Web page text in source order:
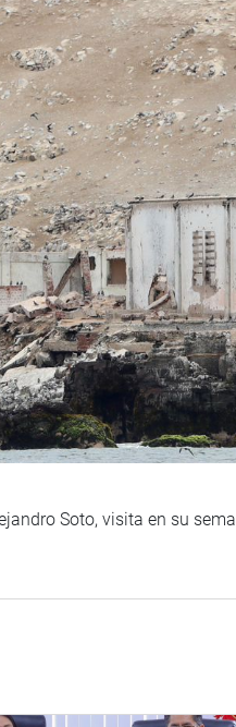
Soto, visita en su